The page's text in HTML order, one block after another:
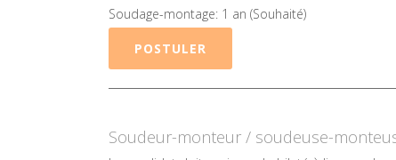
Soudage-montage: 1 an (Souhaité)
POSTULER
Soudeur-monteur / soudeuse-